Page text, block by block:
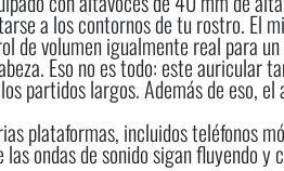
a los contornos de tu rostro. El
de volumen igualmente real para
Eso no es todo: este auricular
partidos largos. Además de eso,
plataformas, incluidos teléfonos
las ondas de sonido sigan fluyendo